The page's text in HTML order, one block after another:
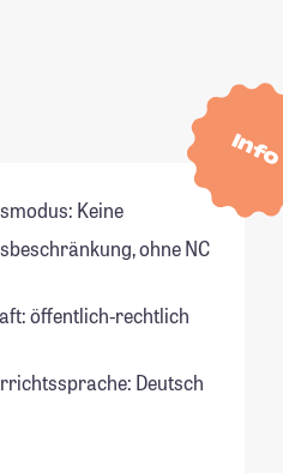
Info
Keine
ohne NC
öffentlich-rechtlich
Deutsch